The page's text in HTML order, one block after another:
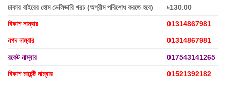
ঢাকার বাইরের হোম ডেলিভারি খরচ (অগ্রীম পরিশোধ করতে হবে) ৳130.00
বিকাশ নাম্বার 01314867981
নগদ নাম্বার 01314867981
রকেট নাম্বার 017543141265
বিকাশ মার্চেন্ট নাম্বার 01521392182